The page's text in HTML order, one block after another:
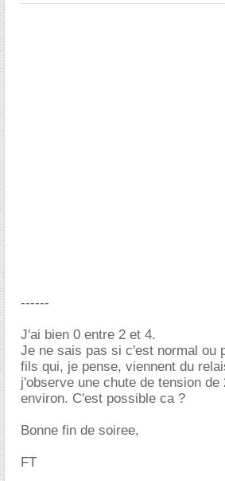
------
J'ai bien 0 entre 2 et 4.
Je ne sais pas si c'est normal ou
fils qui, je pense, viennent du
j'observe une chute de tension de
environ. C'est possible ca ?
Bonne fin de soiree,
FT